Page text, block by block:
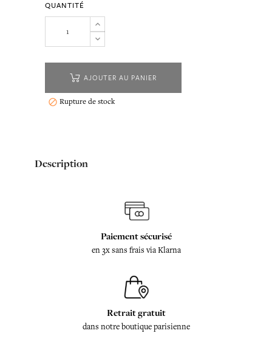
QUANTITÉ
AJOUTER AU PANIER
 Rupture de stock
Description
Paiement sécurisé
en 3x sans frais via Klarna
Retrait gratuit
dans notre boutique parisienne